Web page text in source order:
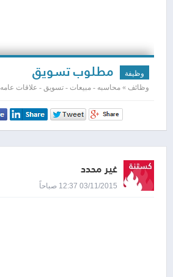
وظيفة مطلوب تسويق
وظائف » محاسبه - مبيعات - تسويق - علاقات عامه
غير محدد
03/11/2015 12:37 صباحاً